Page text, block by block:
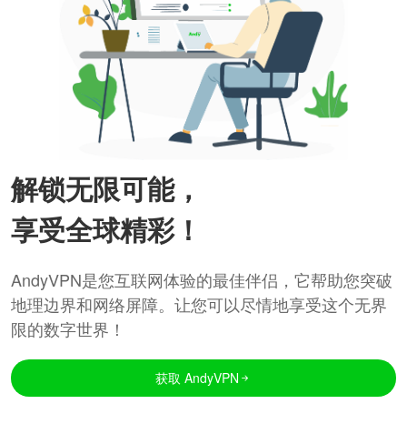
解锁无限可能，
享受全球精彩！
AndyVPN是您互联网体验的最佳伴侣，它帮助您突破
地理边界和网络屏障。让您可以尽情地享受这个无界
限的数字世界！
获取 AndyVPN